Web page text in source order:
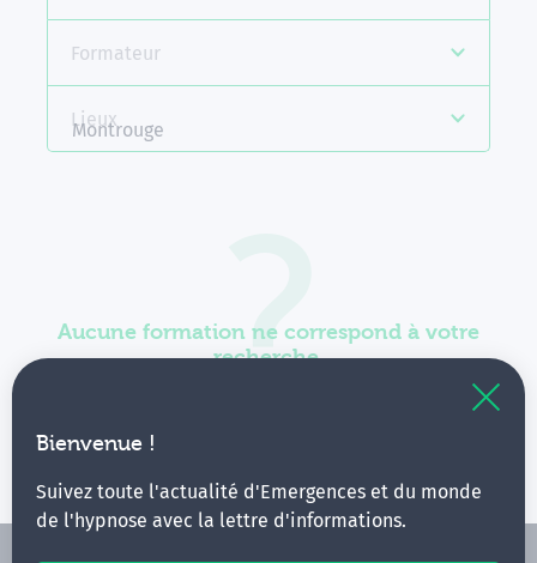
Bienvenue !
Suivez toute l'actualité d'Emergences et du monde
de l'hypnose avec la lettre d'informations.
Formateur
Lieux
Montrouge
Aucune formation ne correspond à votre
recherche.
Vous pouvez renouveler votre requête en élargissant